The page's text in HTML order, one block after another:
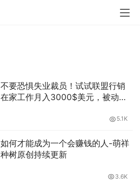
不要恐惧失业裁员！试试联盟行销
在家工作月入3000$美元，被动收
5.1K
如何才能成为一个会赚钱的人-萌祥
种树原创持续更新
3.6K